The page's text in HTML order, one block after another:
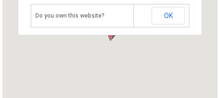
Do you own this website? OK